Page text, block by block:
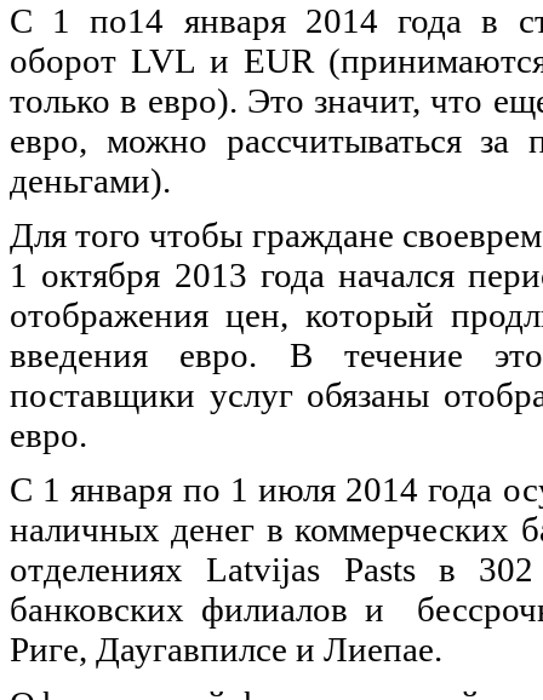
С 1 по14 января 2014 года в
оборот LVL и EUR
только в евро). Это значит, что
евро, можно рассчитываться
деньгами).
Для того чтобы граждане
1 октября 2013 года начался
отображения цен, который
введения евро. В течение
поставщики услуг обязаны
евро.
С 1 января по 1 июля 2014 года
наличных денег в коммерческих
отделениях Latvijas Pasts в
банковских филиалов и
Риге, Даугавпилсе и Лиепае.